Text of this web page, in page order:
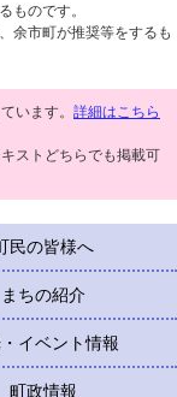
ものです。
余市町が推奨等をするも
います。 詳細はこちら
ストどちらでも掲載可
民の皆様へ
まちの紹介
イベント情報
町政情報